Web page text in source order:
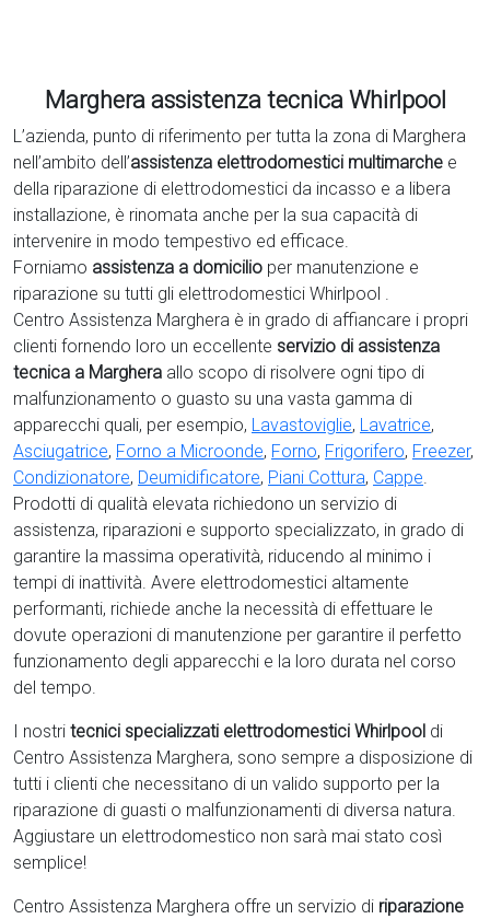
Marghera assistenza tecnica Whirlpool
L’azienda, punto di riferimento per tutta la zona di Marghera
nell’ambito dell’assistenza elettrodomestici multimarche e
della riparazione di elettrodomestici da incasso e a libera
installazione, è rinomata anche per la sua capacità di
intervenire in modo tempestivo ed efficace.
Forniamo assistenza a domicilio per manutenzione e
riparazione su tutti gli elettrodomestici Whirlpool .
Centro Assistenza Marghera è in grado di affiancare i propri
clienti fornendo loro un eccellente servizio di assistenza
tecnica a Marghera allo scopo di risolvere ogni tipo di
malfunzionamento o guasto su una vasta gamma di
apparecchi quali, per esempio, Lavastoviglie, Lavatrice,
Asciugatrice, Forno a Microonde, Forno, Frigorifero, Freezer,
Condizionatore, Deumidificatore, Piani Cottura, Cappe.
Prodotti di qualità elevata richiedono un servizio di
assistenza, riparazioni e supporto specializzato, in grado di
garantire la massima operatività, riducendo al minimo i
tempi di inattività. Avere elettrodomestici altamente
performanti, richiede anche la necessità di effettuare le
dovute operazioni di manutenzione per garantire il perfetto
funzionamento degli apparecchi e la loro durata nel corso
del tempo.
I nostri tecnici specializzati elettrodomestici Whirlpool di
Centro Assistenza Marghera, sono sempre a disposizione di
tutti i clienti che necessitano di un valido supporto per la
riparazione di guasti o malfunzionamenti di diversa natura.
Aggiustare un elettrodomestico non sarà mai stato così
semplice!
Centro Assistenza Marghera offre un servizio di riparazione